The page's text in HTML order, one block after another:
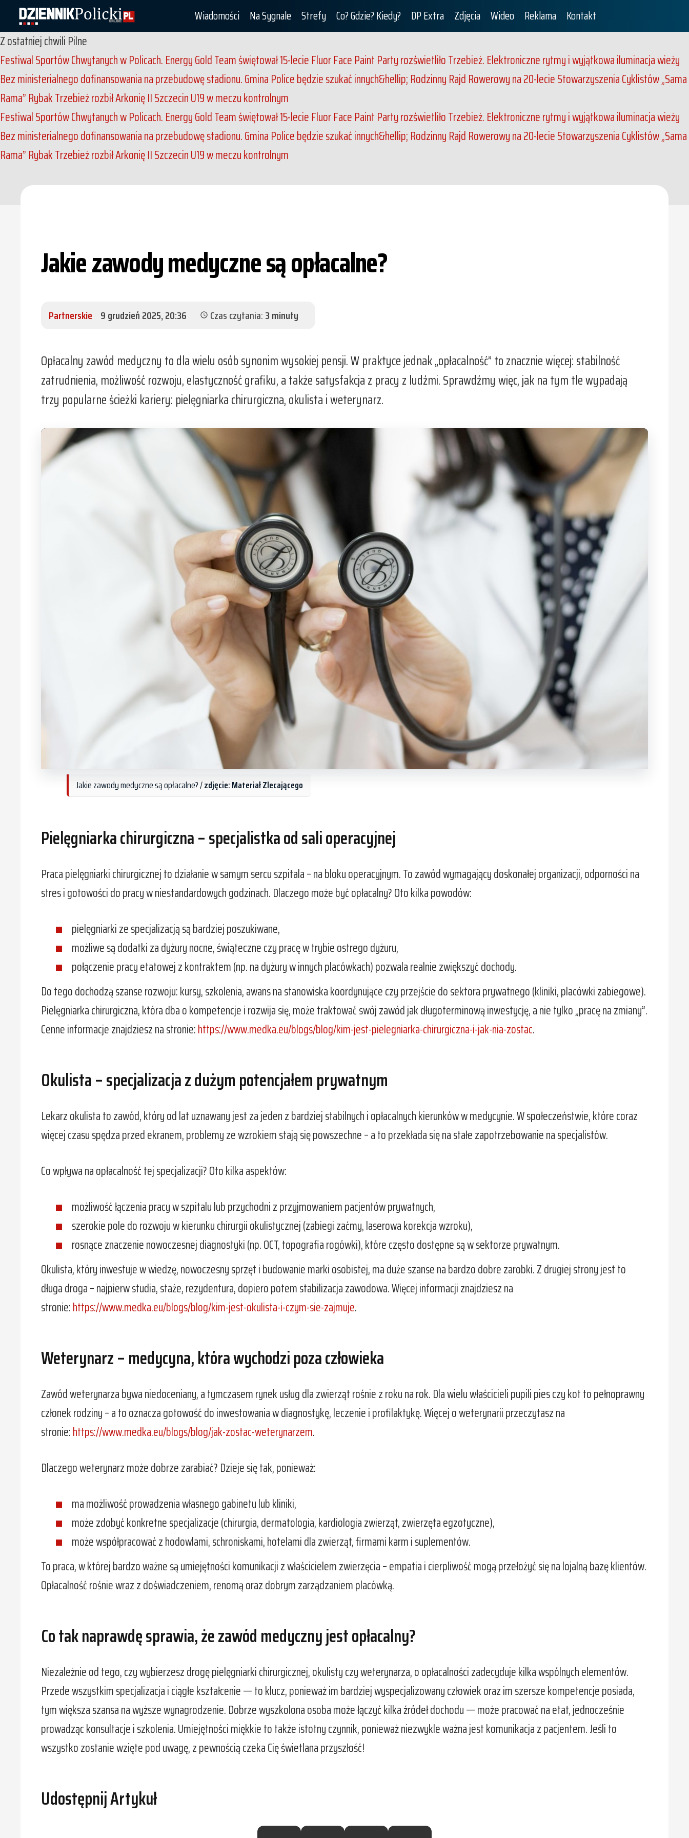
Wiadomości Na Sygnale Strefy Co? Gdzie? Kiedy? DP Extra Zdjęcia Wideo Reklama Kontakt
Z ostatniej chwili Pilne
Festiwal Sportów Chwytanych w Policach. Energy Gold Team świętował 15-lecie Fluor Face Paint Party rozświetliło Trzebież. Elektroniczne rytmy i wyjątkowa iluminacja wieży
Bez ministerialnego dofinansowania na przebudowę stadionu. Gmina Police będzie szukać innych&hellip; Rodzinny Rajd Rowerowy na 20-lecie Stowarzyszenia Cyklistów „Sama
Rama” Rybak Trzebież rozbił Arkonię II Szczecin U19 w meczu kontrolnym
Festiwal Sportów Chwytanych w Policach. Energy Gold Team świętował 15-lecie Fluor Face Paint Party rozświetliło Trzebież. Elektroniczne rytmy i wyjątkowa iluminacja wieży
Bez ministerialnego dofinansowania na przebudowę stadionu. Gmina Police będzie szukać innych&hellip; Rodzinny Rajd Rowerowy na 20-lecie Stowarzyszenia Cyklistów „Sama
Rama” Rybak Trzebież rozbił Arkonię II Szczecin U19 w meczu kontrolnym
Jakie zawody medyczne są opłacalne?
Partnerskie 9 grudzień 2025, 20:36 schedule Czas czytania:3 minuty
Opłacalny zawód medyczny to dla wielu osób synonim wysokiej pensji. W praktyce jednak „opłacalność” to znacznie więcej: stabilność
zatrudnienia, możliwość rozwoju, elastyczność grafiku, a także satysfakcja z pracy z ludźmi. Sprawdźmy więc, jak na tym tle wypadają
trzy popularne ścieżki kariery: pielęgniarka chirurgiczna, okulista i weterynarz.
Jakie zawody medyczne są opłacalne? /zdjęcie: Materiał Zlecającego
Pielęgniarka chirurgiczna – specjalistka od sali operacyjnej
Praca pielęgniarki chirurgicznej to działanie w samym sercu szpitala – na bloku operacyjnym. To zawód wymagający doskonałej organizacji, odporności na
stres i gotowości do pracy w niestandardowych godzinach. Dlaczego może być opłacalny? Oto kilka powodów:
pielęgniarki ze specjalizacją są bardziej poszukiwane,
możliwe są dodatki za dyżury nocne, świąteczne czy pracę w trybie ostrego dyżuru,
połączenie pracy etatowej z kontraktem (np. na dyżury w innych placówkach) pozwala realnie zwiększyć dochody.
Do tego dochodzą szanse rozwoju: kursy, szkolenia, awans na stanowiska koordynujące czy przejście do sektora prywatnego (kliniki, placówki zabiegowe).
Pielęgniarka chirurgiczna, która dba o kompetencje i rozwija się, może traktować swój zawód jak długoterminową inwestycję, a nie tylko „pracę na zmiany”.
Cenne informacje znajdziesz na stronie:https://www.medka.eu/blogs/blog/kim-jest-pielegniarka-chirurgiczna-i-jak-nia-zostac.
Okulista – specjalizacja z dużym potencjałem prywatnym
Lekarz okulista to zawód, który od lat uznawany jest za jeden z bardziej stabilnych i opłacalnych kierunków w medycynie. W społeczeństwie, które coraz
więcej czasu spędza przed ekranem, problemy ze wzrokiem stają się powszechne – a to przekłada się na stałe zapotrzebowanie na specjalistów.
Co wpływa na opłacalność tej specjalizacji? Oto kilka aspektów:
możliwość łączenia pracy w szpitalu lub przychodni z przyjmowaniem pacjentów prywatnych,
szerokie pole do rozwoju w kierunku chirurgii okulistycznej (zabiegi zaćmy, laserowa korekcja wzroku),
rosnące znaczenie nowoczesnej diagnostyki (np. OCT, topografia rogówki), które często dostępne są w sektorze prywatnym.
Okulista, który inwestuje w wiedzę, nowoczesny sprzęt i budowanie marki osobistej, ma duże szanse na bardzo dobre zarobki. Z drugiej strony jest to
długa droga – najpierw studia, staże, rezydentura, dopiero potem stabilizacja zawodowa. Więcej informacji znajdziesz na
stronie:https://www.medka.eu/blogs/blog/kim-jest-okulista-i-czym-sie-zajmuje.
Weterynarz – medycyna, która wychodzi poza człowieka
Zawód weterynarza bywa niedoceniany, a tymczasem rynek usług dla zwierząt rośnie z roku na rok. Dla wielu właścicieli pupili pies czy kot to pełnoprawny
członek rodziny – a to oznacza gotowość do inwestowania w diagnostykę, leczenie i profilaktykę. Więcej o weterynarii przeczytasz na
stronie:https://www.medka.eu/blogs/blog/jak-zostac-weterynarzem.
Dlaczego weterynarz może dobrze zarabiać? Dzieje się tak, ponieważ:
ma możliwość prowadzenia własnego gabinetu lub kliniki,
może zdobyć konkretne specjalizacje (chirurgia, dermatologia, kardiologia zwierząt, zwierzęta egzotyczne),
może współpracować z hodowlami, schroniskami, hotelami dla zwierząt, firmami karm i suplementów.
To praca, w której bardzo ważne są umiejętności komunikacji z właścicielem zwierzęcia – empatia i cierpliwość mogą przełożyć się na lojalną bazę klientów.
Opłacalność rośnie wraz z doświadczeniem, renomą oraz dobrym zarządzaniem placówką.
Co tak naprawdę sprawia, że zawód medyczny jest opłacalny?
Niezależnie od tego, czy wybierzesz drogę pielęgniarki chirurgicznej, okulisty czy weterynarza, o opłacalności zadecyduje kilka wspólnych elementów.
Przede wszystkim specjalizacja i ciągłe kształcenie — to klucz, ponieważ im bardziej wyspecjalizowany człowiek oraz im szersze kompetencje posiada,
tym większa szansa na wyższe wynagrodzenie. Dobrze wyszkolona osoba może łączyć kilka źródeł dochodu — może pracować na etat, jednocześnie
prowadząc konsultacje i szkolenia. Umiejętności miękkie to także istotny czynnik, ponieważ niezwykle ważna jest komunikacja z pacjentem. Jeśli to
wszystko zostanie wzięte pod uwagę, z pewnością czeka Cię świetlana przyszłość!
Udostępnij Artykuł